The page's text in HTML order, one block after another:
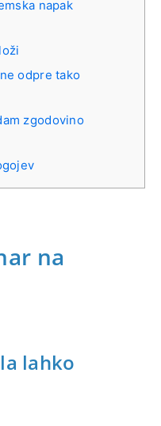
napak
odpre tako
zgodovino
na
lahko